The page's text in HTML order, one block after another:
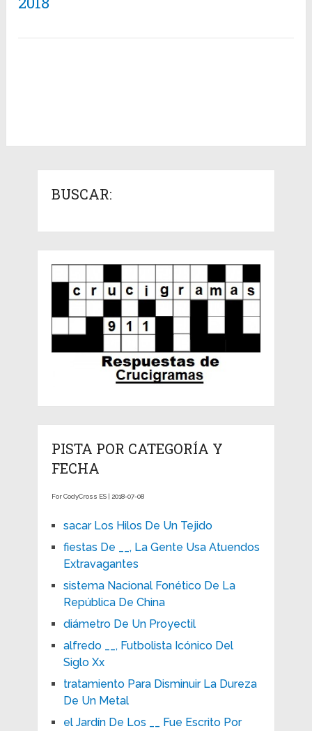
BUSCAR:
PISTA POR CATEGORÍA Y
FECHA
For CodyCross ES | 2018-07-08
sacar Los Hilos De Un Tejido
fiestas De __, La Gente Usa Atuendos
Extravagantes
sistema Nacional Fonético De La
República De China
diámetro De Un Proyectil
alfredo __, Futbolista Icónico Del
Siglo Xx
tratamiento Para Disminuir La Dureza
De Un Metal
el Jardín De Los __ Fue Escrito Por